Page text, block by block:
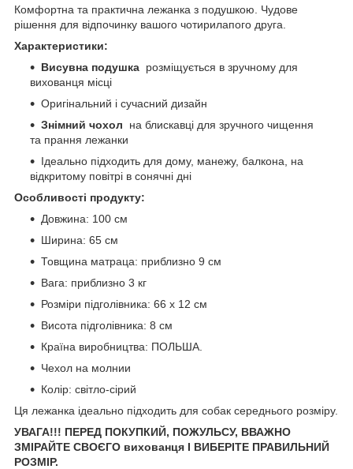
Комфортна та практична лежанка з подушкою. Чудове
рішення для відпочинку вашого чотирилапого друга.
Характеристики:
Висувна подушка розміщується в зручному для
вихованця місці
Оригінальний і сучасний дизайн
Знімний чохол на блискавці для зручного чищення
та прання лежанки
Ідеально підходить для дому, манежу, балкона, на
відкритому повітрі в сонячні дні
Особливості продукту:
Довжина: 100 см
Ширина: 65 см
Товщина матраца: приблизно 9 см
Вага: приблизно 3 кг
Розміри підголівника: 66 х 12 см
Висота підголівника: 8 см
Країна виробництва: ПОЛЬША.
Чехол на молнии
Колір: світло-сірий
Ця лежанка ідеально підходить для собак середнього розміру.
УВАГА!!! ПЕРЕД ПОКУПКИЙ, ПОЖУЛЬСУ, ВВАЖНО
ЗМІРАЙТЕ СВОЄГО вихованця І ВИБЕРІТЕ ПРАВИЛЬНИЙ
РОЗМІР.